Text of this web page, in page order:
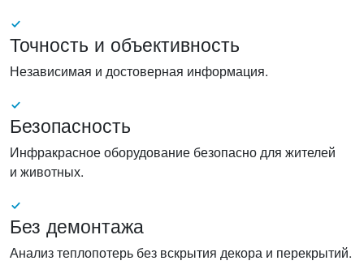
Точность и объективность
Независимая и достоверная информация.
Безопасность
Инфракрасное оборудование безопасно для жителей
и животных.
Без демонтажа
Анализ теплопотерь без вскрытия декора и перекрытий.